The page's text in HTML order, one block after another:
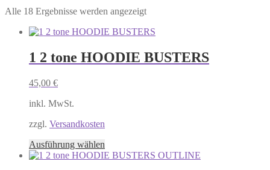
Alle 18 Ergebnisse werden angezeigt
1 2 tone HOODIE BUSTERS
45,00 €
inkl. MwSt.
zzgl. Versandkosten
Ausführung wählen
Produkt